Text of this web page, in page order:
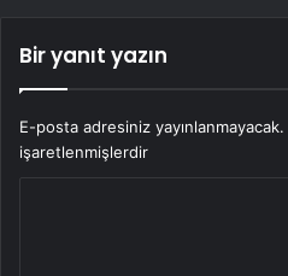
Bir yanıt yazın
E-posta adresiniz yayınlanmayacak.
işaretlenmişlerdir